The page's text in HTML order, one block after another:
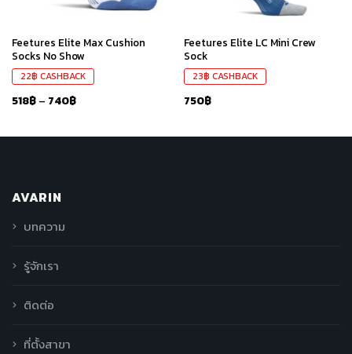
Feetures Elite Max Cushion
Socks No Show
22฿ CASHBACK
518฿– 740฿
Feetures Elite LC Mini Crew
Sock
23฿ CASHBACK
750฿
AVARIN
บทความ
รู้จักเรา
ติดต่อ
ที่ตั้งสาขา